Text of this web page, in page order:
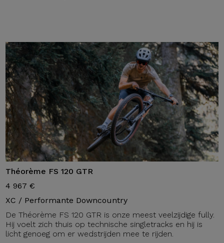
Théorème FS 120 GTR
4 967 €
XC / Performante Downcountry
De Théorème FS 120 GTR is onze meest veelzijdige fully.
Hij voelt zich thuis op technische singletracks en hij is
licht genoeg om er wedstrijden mee te rijden.